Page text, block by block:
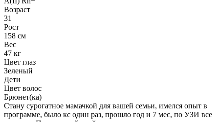
Возраст
31
Рост
158 см
Вес
47 кг
Цвет глаз
Зеленый
Дети
Цвет волос
Брюнет(ка)
Стану сурогатное мамачкой для вашей семьи, имелся опыт в
программе, было кс один раз, прошло год и 7 мес, по УЗИ все